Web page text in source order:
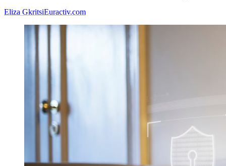
Eliza GkritsiEuractiv.com